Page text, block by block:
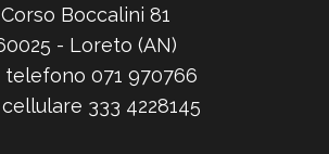
Corso Boccalini 81
- Loreto (AN)
telefono 071 970766
cellulare 333 4228145